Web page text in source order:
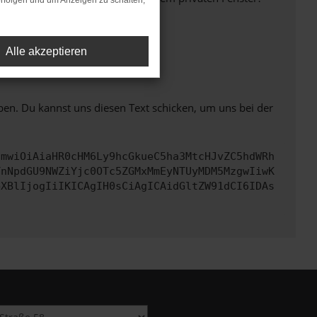
mehr unterstützt werden.
Du kannst uns diesen Text schicken, um uns bei der
Alle akzeptieren